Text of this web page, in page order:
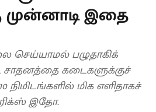
முன்னாடி இதை
செய்யாமல் பழுதாகிக்
சாதனத்தை கடைகளுக்குச்
மிக எளிதாகச்
இதோ.